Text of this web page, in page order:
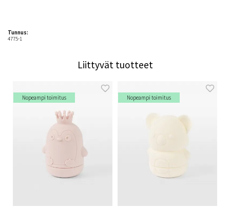
Tunnus:
4775-1
Liittyvät tuotteet
Nopeampi toimitus Nopeampi toimitus